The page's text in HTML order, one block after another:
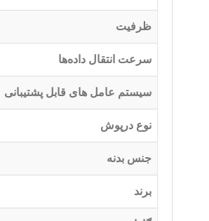
ظرفیت
سرعت انتقال داده‌ها
سیستم عامل های قابل پشتیبانی
نوع درپوش
جنس بدنه
برند